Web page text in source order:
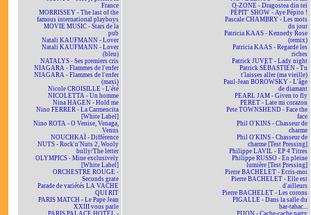
France
MORRISSEY - The last of the
famous international playboys
MOVIE MUSIC - Stars de la
pub
Natali KAUFMANN - Lover
Natali KAUFMANN - Lover
(bleu)
NATALYS - Ses premiers cris
NIAGARA - Flammes de l'enfer
NIAGARA - Flammes de l'enfer
(maxi)
Nicole CROISILLE - L'été
NICOLETTA - Un homme
Nina HAGEN - Hold me
Nino FERRER - La Carmencita
[White Label]
Nino ROTA - O Venise, Venaga,
Venus
NOUCHKAÏ - Différence
NUTS - Rock'n'Nuts 2, Wooly
bully/The letter
OLYMPICS - Mine exclusively
[White Label]
ORCHESTRE ROUGE -
Seconds grate
Parade de variétés LA VACHE
QUI RIT
PARIS MATCH - Le Pape Jean
XXIII vous parle
PARIS PALACE HOTEL -
O-ZONE - Dragostea din teï
PÉPIT' SHOW - Aye Pépito !
Pascale CHAMBRY - Les mots
du jour
Patricia KAAS - Kennedy Rose
(remix)
Patricia KAAS - Regarde les
riches
Patrick JUVET - Lady night
Patrick SÉBASTIEN - Tu
t'laisses aller (ma vieille)
Paul-Jean BOROWSKY - L'âge
de diamant
PEARL JAM - Given to fly
PERET - Late mi corazon
Pete TOWNSHEND - Face the
face
Phil O'KINS - Chasseur de
charme
Phil O'KINS - Chasseur de
charme [Test Pressing]
Philippe LAVIL - EP 4 Titres
Philippe RUSSO - En pleine
lumière [Test Pressing]
Pierre BACHELET - Écris-moi
Pierre BACHELET - Elle est
d'ailleurs
Pierre BACHELET - Les corons
PIGALLE - Dans la salle du
bar-tabac...
PIJON - Cache-cache party